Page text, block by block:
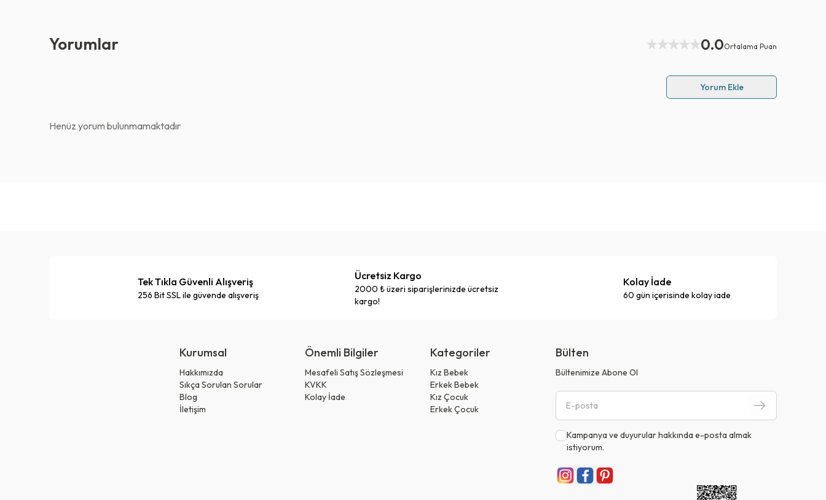
Yorumlar 0.0Ortalama Puan
Yorum Ekle
Henüz yorum bulunmamaktadır
Tek Tıkla Güvenli Alışveriş
256 Bit SSL ile güvende alışveriş
Ücretsiz Kargo
2000 ₺ üzeri siparişlerinizde ücretsiz
kargo!
Kolay İade
60 gün içerisinde kolay iade
Kurumsal
Hakkımızda
Sıkça Sorulan Sorular
Blog
İletişim
Önemli Bilgiler
Mesafeli Satış Sözleşmesi
KVKK
Kolay İade
Kategoriler
Kız Bebek
Erkek Bebek
Kız Çocuk
Erkek Çocuk
Bülten
Bültenimize Abone Ol
Kampanya ve duyurular hakkında e-posta almak
istiyorum.